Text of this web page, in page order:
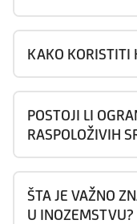
KAKO KORISTITI
POSTOJI LI
RASPOLOŽIVIH
ŠTA JE VAŽNO
U INOZEMSTVU?